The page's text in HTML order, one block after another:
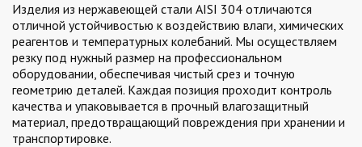
Изделия из нержавеющей стали AISI 304 отличаются
отличной устойчивостью к воздействию влаги, химических
реагентов и температурных колебаний. Мы осуществляем
резку под нужный размер на профессиональном
оборудовании, обеспечивая чистый срез и точную
геометрию деталей. Каждая позиция проходит контроль
качества и упаковывается в прочный влагозащитный
материал, предотвращающий повреждения при хранении и
транспортировке.